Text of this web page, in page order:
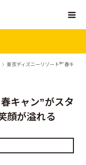
東京ディズニーリゾート®“春キ
キャン”がスタ
顔が溢れる